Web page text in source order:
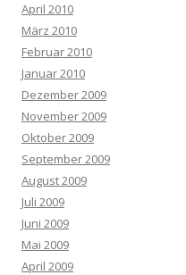
April 2010
März 2010
Februar 2010
Januar 2010
Dezember 2009
November 2009
Oktober 2009
September 2009
August 2009
Juli 2009
Juni 2009
Mai 2009
April 2009